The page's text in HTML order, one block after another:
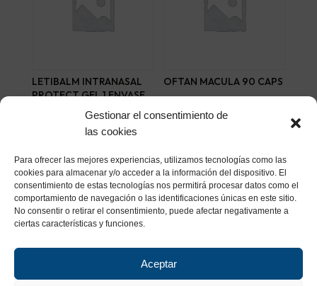
Gestionar el consentimiento de
las cookies
Para ofrecer las mejores experiencias, utilizamos tecnologías como las
cookies para almacenar y/o acceder a la información del dispositivo. El
consentimiento de estas tecnologías nos permitirá procesar datos como el
comportamiento de navegación o las identificaciones únicas en este sitio.
No consentir o retirar el consentimiento, puede afectar negativamente a
ciertas características y funciones.
Aceptar
LETIBALM INTRANASAL
PROTECT GEL 1 ENVASE
Añadir al carrito
OFTAN MACULA 90 CAPS